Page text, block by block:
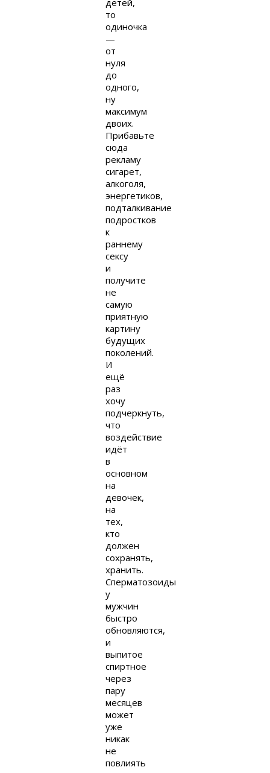
то
одиночка
—
от
нуля
до
одного,
ну
максимум
двоих.
Прибавьте
сюда
рекламу
сигарет,
алкоголя,
энергетиков,
подталкивание
подростков
к
раннему
сексу
и
получите
не
самую
приятную
картину
будущих
поколений.
И
ещё
раз
хочу
подчеркнуть,
что
воздействие
идёт
в
основном
на
девочек,
на
тех,
кто
должен
сохранять,
хранить.
Сперматозоиды
у
мужчин
быстро
обновляются,
и
выпитое
спиртное
через
пару
месяцев
может
уже
никак
не
повлиять